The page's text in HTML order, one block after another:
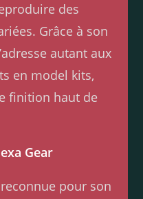
des
Grâce à son
autant aux
en model kits,
finition haut de
Gear
pour son